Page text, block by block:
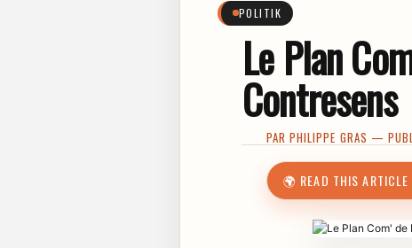
POLITIK
Le Plan
Contresens
PARPHILIPPE GRAS —
🌍 READ THIS